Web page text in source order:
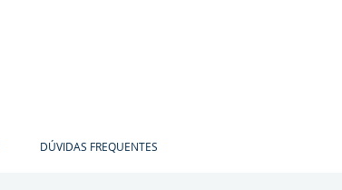
DÚVIDAS FREQUENTES